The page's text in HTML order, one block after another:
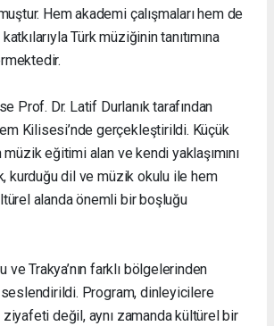
Hem akademi çalışmaları hem de
Türk müziğinin tanıtımına
Prof. Dr. Latif Durlanık tarafından
Kilisesi’nde gerçekleştirildi. Küçük
eğitimi alan ve kendi yaklaşımını
kurduğu dil ve müzik okulu ile hem
alanda önemli bir boşluğu
ve Trakya’nın farklı bölgelerinden
Program, dinleyicilere
değil, aynı zamanda kültürel bir